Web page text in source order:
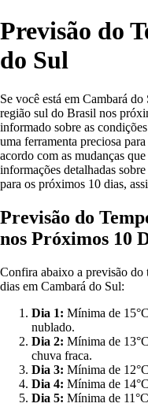
Previsão do
do Sul
Se você está em Cambará
região sul do Brasil nos
informado sobre as
uma ferramenta preciosa
acordo com as mudanças
informações detalhadas
para os próximos 10 dias,
Previsão do
nos Próximos 10
Confira abaixo a previsão do
dias em Cambará do Sul:
Dia 1: Mínima de
nublado.
Dia 2: Mínima de
chuva fraca.
Dia 3: Mínima de
Dia 4: Mínima de
Dia 5: Mínima de